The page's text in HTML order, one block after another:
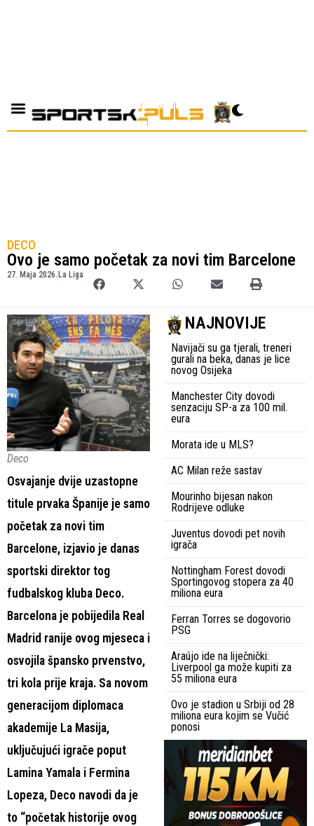
DECO
Ovo je samo početak za novi tim Barcelone
27. Maja 2026. La Liga
Deco
Osvajanje dvije uzastopne
titule prvaka Španije je samo
početak za novi tim
Barcelone, izjavio je danas
sportski direktor tog
fudbalskog kluba Deco.
Barcelona je pobijedila Real
Madrid ranije ovog mjeseca i
osvojila špansko prvenstvo,
tri kola prije kraja. Sa novom
generacijom diplomaca
akademije La Masija,
uključujući igrače poput
Lamina Yamala i Fermina
Lopeza, Deco navodi da je
to “početak historije ovog
NAJNOVIJE
Navijači su ga tjerali, treneri
gurali na beka, danas je lice
novog Osijeka
Manchester City dovodi
senzaciju SP-a za 100 mil.
eura
Morata ide u MLS?
AC Milan reže sastav
Mourinho bijesan nakon
Rodrijeve odluke
Juventus dovodi pet novih
igrača
Nottingham Forest dovodi
Sportingovog stopera za 40
miliona eura
Ferran Torres se dogovorio
PSG
Araújo ide na liječnički:
Liverpool ga može kupiti za
55 miliona eura
Ovo je stadion u Srbiji od 28
miliona eura kojim se Vučić
ponosi